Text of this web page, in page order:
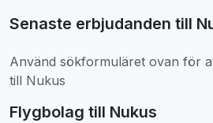
Senaste erbjudanden till
Använd sökformuläret ovan för
till Nukus
Flygbolag till Nukus